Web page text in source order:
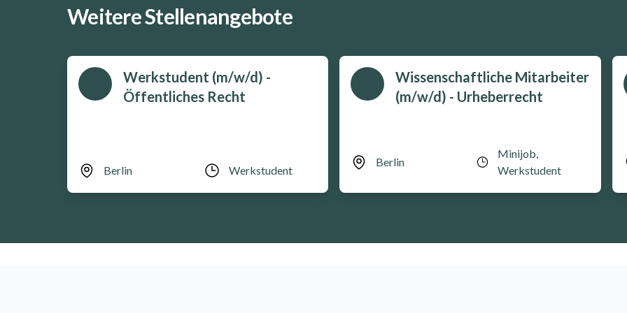
Weitere Stellenangebote
Werkstudent (m/w/d) -
Öffentliches Recht
Berlin Werkstudent
Wissenschaftliche Mitarbeiter
(m/w/d) - Urheberrecht
Berlin
Minijob,
Werkstudent